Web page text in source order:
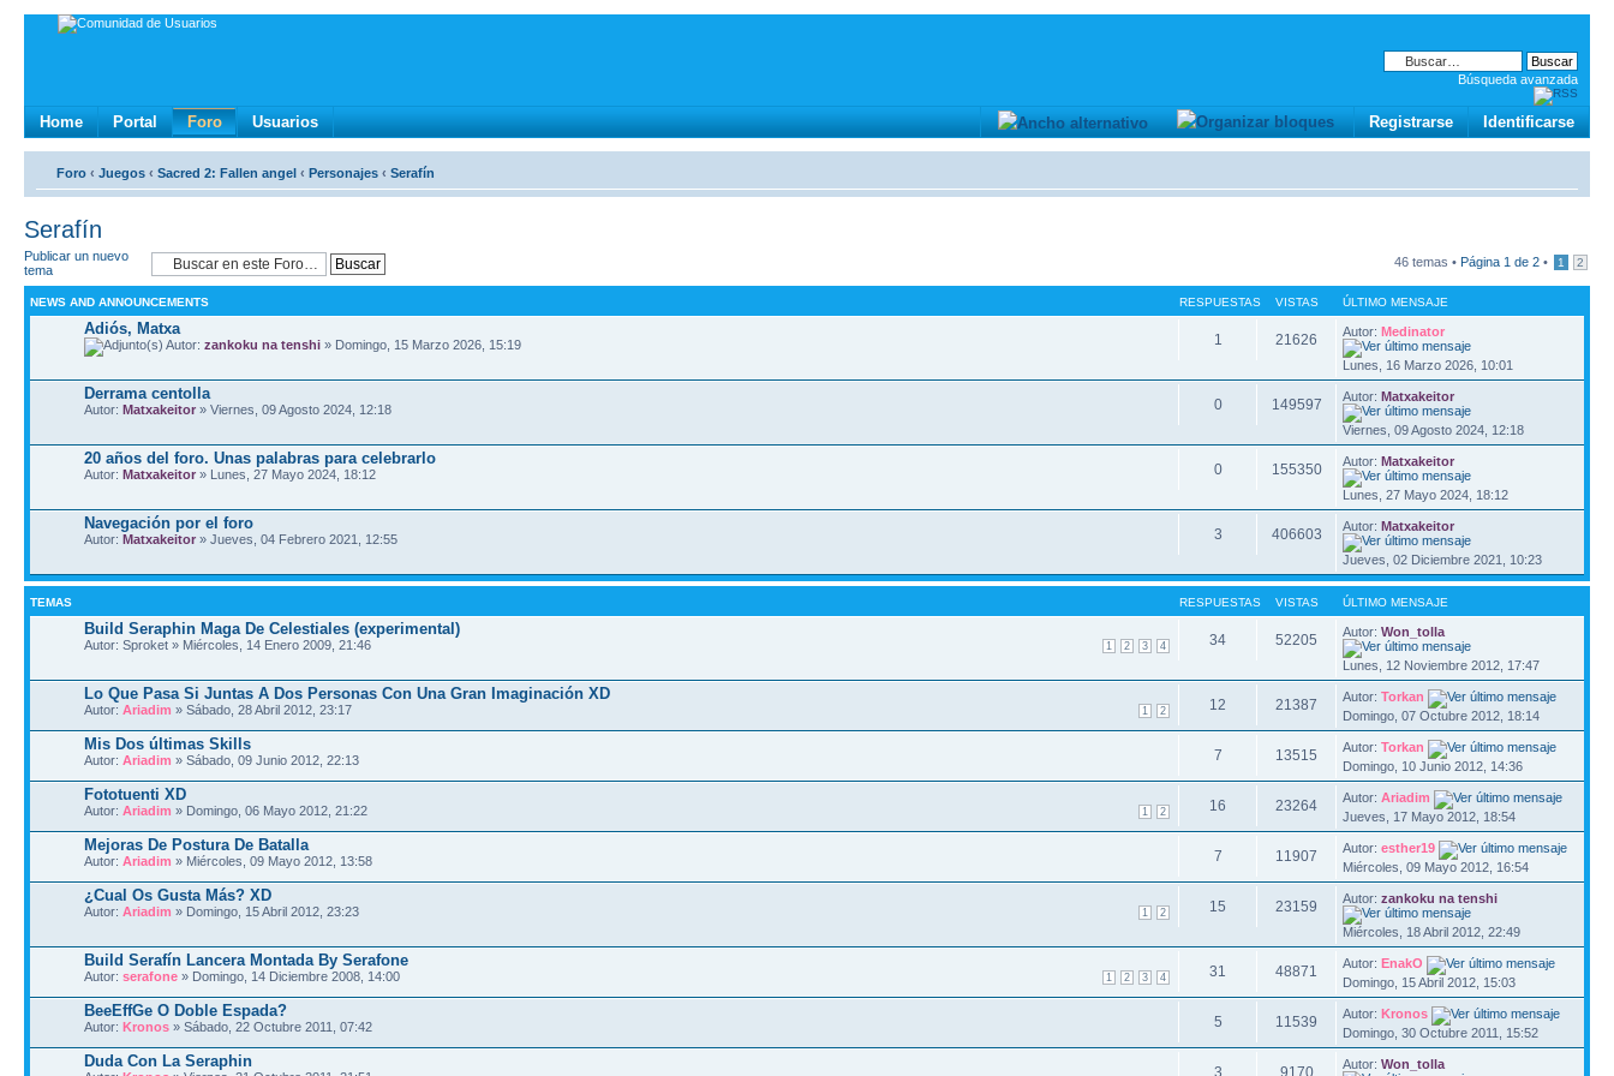
Búsqueda avanzada
Home Portal Foro Usuarios Identificarse
Registrarse
Foro ‹ Juegos ‹ Sacred 2: Fallen angel ‹ Personajes ‹ Serafín
Serafín
Publicar un nuevo
tema
46 temas • Página 1 de 2 • 1 2
NEWS AND ANNOUNCEMENTS RESPUESTAS VISTAS ÚLTIMO MENSAJE
Adiós, Matxa
Autor: zankoku na tenshi » Domingo, 15 Marzo 2026, 15:19 1 21626 Autor:Medinator
Lunes, 16 Marzo 2026, 10:01
Derrama centolla
Autor: Matxakeitor » Viernes, 09 Agosto 2024, 12:18 0 149597 Autor:Matxakeitor
Viernes, 09 Agosto 2024, 12:18
20 años del foro. Unas palabras para celebrarlo
Autor: Matxakeitor » Lunes, 27 Mayo 2024, 18:12 0 155350 Autor:Matxakeitor
Lunes, 27 Mayo 2024, 18:12
Navegación por el foro
Autor: Matxakeitor » Jueves, 04 Febrero 2021, 12:55 3 406603 Autor:Matxakeitor
Jueves, 02 Diciembre 2021, 10:23
TEMAS RESPUESTAS VISTAS ÚLTIMO MENSAJE
Build Seraphin Maga De Celestiales (experimental)
1 2 3 4
Autor: Sproket » Miércoles, 14 Enero 2009, 21:46 34 52205 Autor:Won_tolla
Lunes, 12 Noviembre 2012, 17:47
Lo Que Pasa Si Juntas A Dos Personas Con Una Gran Imaginación XD
1 2
Autor: Ariadim » Sábado, 28 Abril 2012, 23:17 12 21387 Autor:Torkan
Domingo, 07 Octubre 2012, 18:14
Mis Dos últimas Skills
Autor: Ariadim » Sábado, 09 Junio 2012, 22:13 7 13515 Autor:Torkan
Domingo, 10 Junio 2012, 14:36
Fototuenti XD
1 2
Autor: Ariadim » Domingo, 06 Mayo 2012, 21:22 16 23264 Autor:Ariadim
Jueves, 17 Mayo 2012, 18:54
Mejoras De Postura De Batalla
Autor: Ariadim » Miércoles, 09 Mayo 2012, 13:58 7 11907 Autor:esther19
Miércoles, 09 Mayo 2012, 16:54
¿Cual Os Gusta Más? XD
1 2
Autor: Ariadim » Domingo, 15 Abril 2012, 23:23 15 23159 Autor:zankoku na tenshi
Miércoles, 18 Abril 2012, 22:49
Build Serafín Lancera Montada By Serafone
1 2 3 4
Autor: serafone » Domingo, 14 Diciembre 2008, 14:00 31 48871 Autor:EnakO
Domingo, 15 Abril 2012, 15:03
BeeEffGe O Doble Espada?
Autor: Kronos » Sábado, 22 Octubre 2011, 07:42 5 11539 Autor:Kronos
Domingo, 30 Octubre 2011, 15:52
Duda Con La Seraphin
3 9170 Autor:Won_tolla